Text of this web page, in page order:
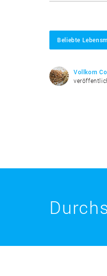
Beliebte
Vollkorn